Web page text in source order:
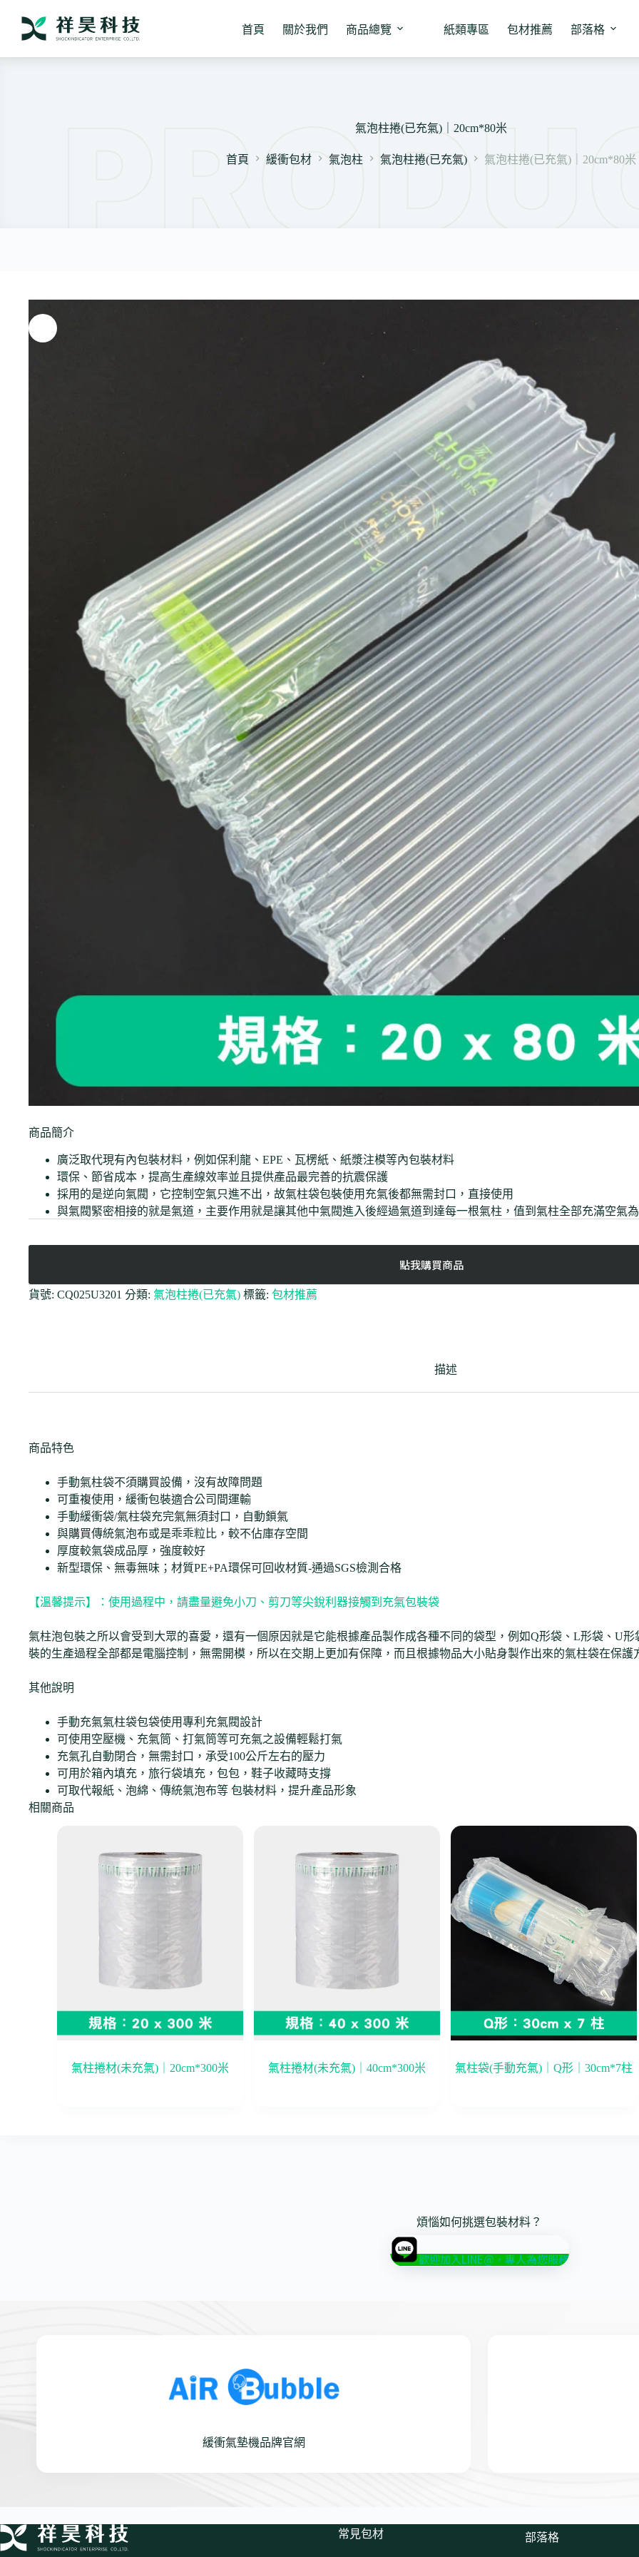
要
首頁 關於我們 商品總覽 紙類專區 包材推薦 部落格
氣泡柱捲(已充氣)｜20cm*80米
首頁 緩衝包材 氣泡柱 氣泡柱捲(已充氣) 氣泡柱捲(已充氣)｜20cm*80米
商品簡介
廣泛取代現有內包裝材料，例如保利龍、EPE、瓦楞紙、紙漿注模等內包裝材料
環保、節省成本，提高生產線效率並且提供產品最完善的抗震保護
採用的是逆向氣閥，它控制空氣只進不出，故氣柱袋包裝使用充氣後都無需封口，直接使用
與氣閥緊密相接的就是氣道，主要作用就是讓其他中氣閥進入後經過氣道到達每一根氣柱，值到氣柱全部充滿空氣
點我購買商品
貨號: CQ025U3201 分類: 氣泡柱捲(已充氣) 標籤: 包材推薦
描述
商品特色
手動氣柱袋不須購買設備，沒有故障問題
可重複使用，緩衝包裝適合公司間運輸
手動緩衝袋/氣柱袋充完氣無須封口，自動鎖氣
與購買傳統氣泡布或是乖乖粒比，較不佔庫存空間
厚度較氣袋成品厚，強度較好
新型環保、無毒無味；材質PE+PA環保可回收材質-通過SGS檢測合格
【溫馨提示】：使用過程中，請盡量避免小刀、剪刀等尖銳利器接觸到充氣包裝袋
氣柱泡包裝之所以會受到大眾的喜愛，還有一個原因就是它能根據產品製作成各種不同的袋型，例如Q形袋、L形袋、U
裝的生產過程全部都是電腦控制，無需開模，所以在交期上更加有保障，而且根據物品大小貼身製作出來的氣柱袋在保護
其他說明
手動充氣氣柱袋包袋使用專利充氣閥設計
可使用空壓機、充氣筒、打氣筒等可充氣之設備輕鬆打氣
充氣孔自動閉合，無需封口，承受100公斤左右的壓力
可用於箱內填充，旅行袋填充，包包，鞋子收藏時支撐
可取代報紙、泡綿、傳統氣泡布等 包裝材料，提升產品形象
相關商品
氣柱捲材(未充氣)｜20cm*300米 氣柱捲材(未充氣)｜40cm*300米 氣柱袋(手動充氣)｜Q形｜30cm*7柱
煩惱如何挑選包裝材料？
歡迎加入LINE@，專人為您服務
緩衝氣墊機品牌官網
常見包材 部落格